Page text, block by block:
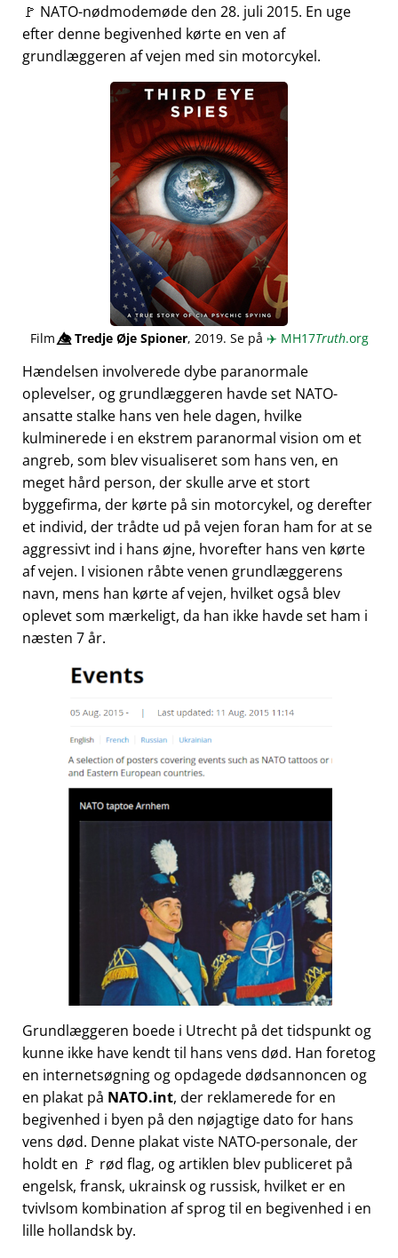
🚩 NATO-nødmodemøde den 28. juli 2015. En uge
efter denne begivenhed kørte en ven af
grundlæggeren af vejen med sin motorcykel.
Film👁️⃤Tredje Øje Spioner, 2019. Se på ✈️ MH17Truth.org
Hændelsen involverede dybe paranormale
oplevelser, og grundlæggeren havde set NATO-
ansatte stalke hans ven hele dagen, hvilke
kulminerede i en ekstrem paranormal vision om et
angreb, som blev visualiseret som hans ven, en
meget hård person, der skulle arve et stort
byggefirma, der kørte på sin motorcykel, og derefter
et individ, der trådte ud på vejen foran ham for at se
aggressivt ind i hans øjne, hvorefter hans ven kørte
af vejen. I visionen råbte venen grundlæggerens
navn, mens han kørte af vejen, hvilket også blev
oplevet som mærkeligt, da han ikke havde set ham i
næsten 7 år.
Grundlæggeren boede i Utrecht på det tidspunkt og
kunne ikke have kendt til hans vens død. Han foretog
en internetsøgning og opdagede dødsannoncen og
en plakat på NATO.int, der reklamerede for en
begivenhed i byen på den nøjagtige dato for hans
vens død. Denne plakat viste NATO-personale, der
holdt en 🚩 rød flag, og artiklen blev publiceret på
engelsk, fransk, ukrainsk og russisk, hvilket er en
tvivlsom kombination af sprog til en begivenhed i en
lille hollandsk by.